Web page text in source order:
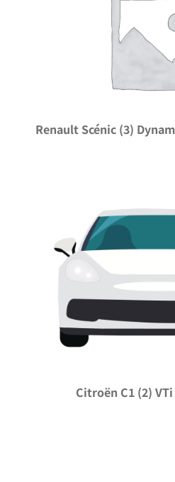
Renault Scénic (3)
Citroën C1 (2)